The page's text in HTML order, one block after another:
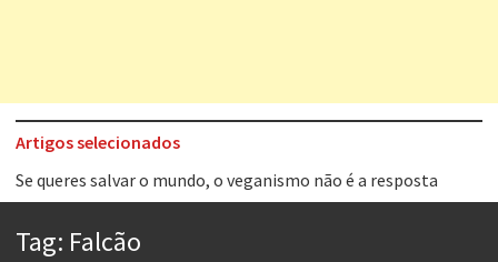
Artigos selecionados
Tem que filmar isso daí
Tag: Falcão